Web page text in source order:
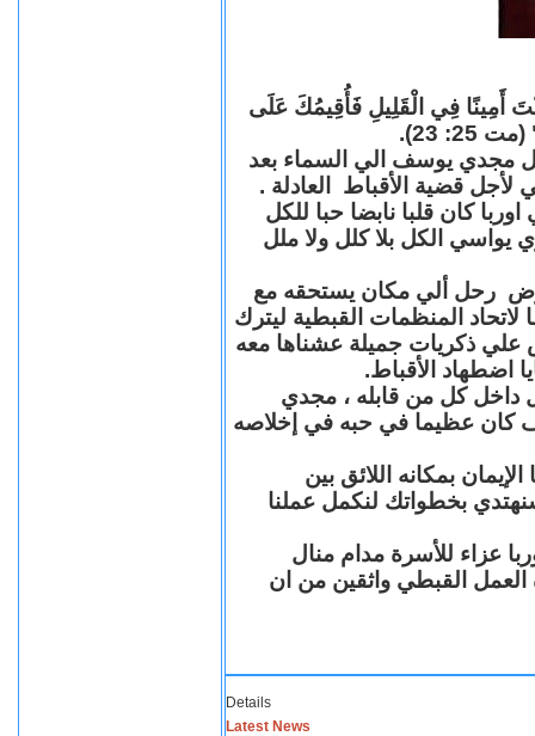
أَمِينًا فِي الْقَلِيلِ فَأُقِيمُكَ عَلَى
23).
مجدي يوسف الي السماء بعد
قضية الأقباط العادلة .
كان قلبا نابضا حبا للكل
يواسي الكل بلا كلل ولا ملل
رحل ألي مكان يستحقه مع
المنظمات القبطية ليترك
علي ذكريات جميلة عشناها معه
اضطهاد الأقباط.
داخل كل من قابله ، مجدي
عظيما في حبه في إخلاصه
بمكانه اللائق بين
بخطواتك لنكمل عملنا
عزاء للأسرة مدام منال
العمل القبطي واثقين من ان
Details
Latest News